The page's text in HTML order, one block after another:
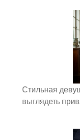
Стильная
выглядеть